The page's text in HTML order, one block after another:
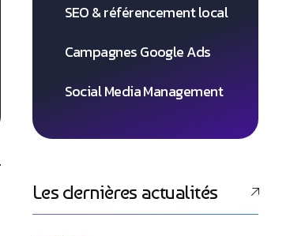
SEO & référencement local
Campagnes Google Ads
Social Media Management
Les dernières actualités